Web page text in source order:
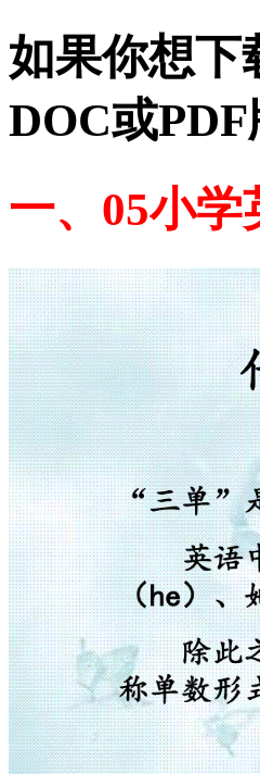
如果你想下
DOC或
一、05小